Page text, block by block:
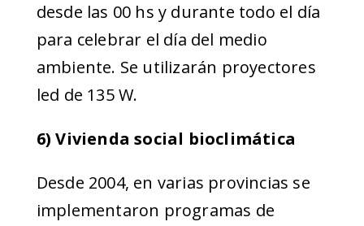
desde las 00 hs y durante todo el día
para celebrar el día del medio
ambiente. Se utilizarán proyectores
led de 135 W.
6) Vivienda social bioclimática
Desde 2004, en varias provincias se
implementaron programas de